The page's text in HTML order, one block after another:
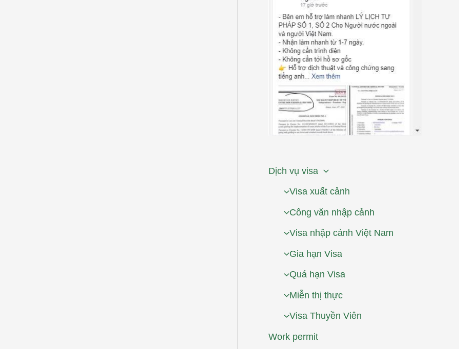
Dịch vụ visa
Visa xuất cảnh
Công văn nhập cảnh
Visa nhập cảnh Việt Nam
Gia hạn Visa
Quá hạn Visa
Miễn thị thực
Visa Thuyền Viên
Work permit